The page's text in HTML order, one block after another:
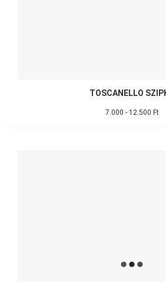
TOSCANELLO
7.000 - 12.500 Ft